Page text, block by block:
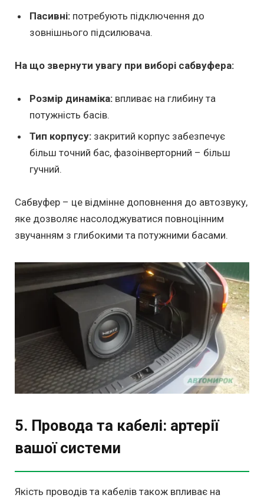
Пасивні: потребують підключення до
зовнішнього підсилювача.
На що звернути увагу при виборі сабвуфера:
Розмір динаміка: впливає на глибину та
потужність басів.
Тип корпусу: закритий корпус забезпечує
більш точний бас, фазоінверторний – більш
гучний.
Сабвуфер – це відмінне доповнення до автозвуку,
яке дозволяє насолоджуватися повноцінним
звучанням з глибокими та потужними басами.
5. Провода та кабелі: артерії
вашої системи
Якість проводів та кабелів також впливає на